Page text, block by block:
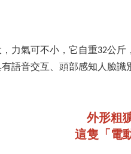
，力氣可不小，它自重32公
語音交互、頭部感知人臉
外形粗
這隻「電